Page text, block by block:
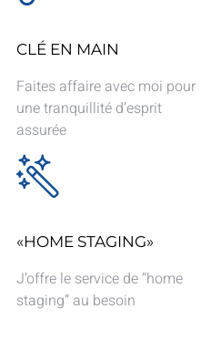
CLÉ EN MAIN
Faites affaire avec moi pour
une tranquillité d’esprit
assurée
«HOME STAGING»
J’offre le service de “home
staging” au besoin